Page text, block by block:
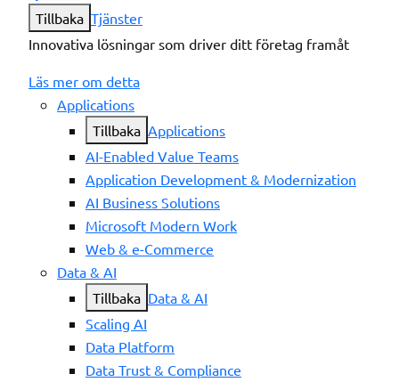
Tillbaka Tjänster
Innovativa lösningar som driver ditt företag framåt
Läs mer om detta
Applications
Tillbaka Applications
AI-Enabled Value Teams
Application Development & Modernization
AI Business Solutions
Microsoft Modern Work
Web & e-Commerce
Data & AI
Tillbaka Data & AI
Scaling AI
Data Platform
Data Trust & Compliance